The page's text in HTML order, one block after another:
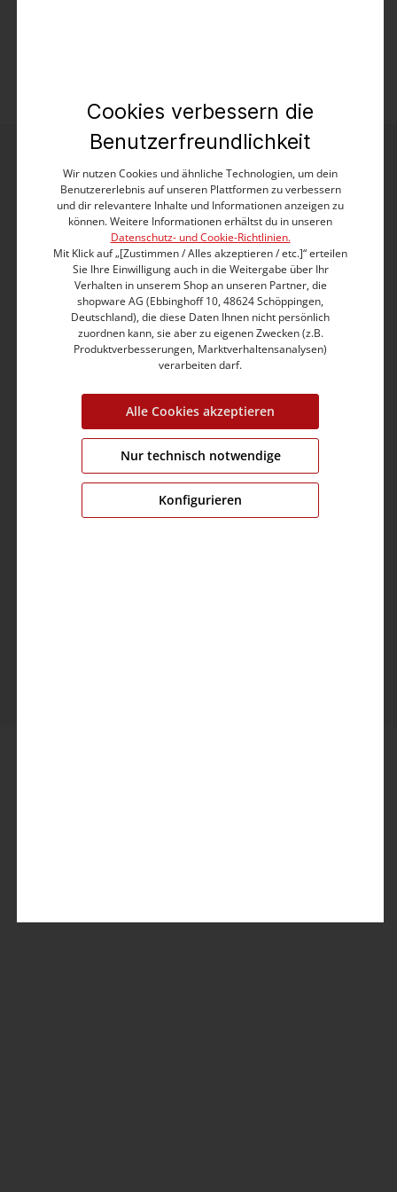
Kontakt
TIMEZONE GmbH
Elverdisser Str. 313
32052 Herford (DE)
info@timezone.de
Kontaktformular
Cookies verbessern die
Benutzerfreundlichkeit
Wir nutzen Cookies und ähnliche Technologien, um dein
Benutzererlebnis auf unseren Plattformen zu verbessern
und dir relevantere Inhalte und Informationen anzeigen zu
können. Weitere Informationen erhältst du in unseren
Datenschutz- und Cookie-Richtlinien.
Mit Klick auf „[Zustimmen / Alles akzeptieren / etc.]“ erteilen
Sie Ihre Einwilligung auch in die Weitergabe über Ihr
Verhalten in unserem Shop an unseren Partner, die
shopware AG (Ebbinghoff 10, 48624 Schöppingen,
Deutschland), die diese Daten Ihnen nicht persönlich
zuordnen kann, sie aber zu eigenen Zwecken (z.B.
Produktverbesserungen, Marktverhaltensanalysen)
verarbeiten darf.
Alle Cookies akzeptieren
Nur technisch notwendige
Konfigurieren